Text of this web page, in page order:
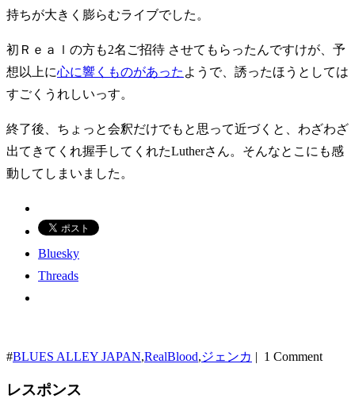
持ちが大きく膨らむライブでした。
初Ｒｅａｌの方も2名ご招待 させてもらったんですけが、予
想以上に心に響くものがあった ようで、誘ったほうとしては
すごくうれしいっす。
終了後、ちょっと会釈だけでもと思って近づくと、わざわざ
出てきてくれ握手してくれたLutherさん。そんなとこにも感
動してしまいました。
Bluesky
Threads
#BLUES ALLEY JAPAN,RealBlood,ジェンカ | 1 Comment
レスポンス